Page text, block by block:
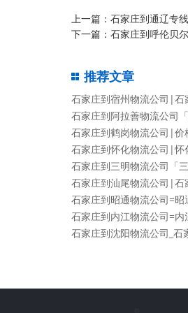
上一篇： 石家庄到通辽专
下一篇： 石家庄到呼伦贝
推荐文章
石家庄到宿州物流公司|石
石家庄到阿拉善物流公司
石家庄到鹤岗物流公司|价
石家庄到怀化物流公司|怀
石家庄到三明物流公司「三
石家庄到汕尾物流公司|石
石家庄到昭通物流公司=昭
石家庄到内江物流公司=内
石家庄到沈阳物流公司_石